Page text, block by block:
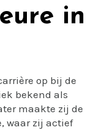
in
op bij de
bekend als
maakte zij de
waar zij actief